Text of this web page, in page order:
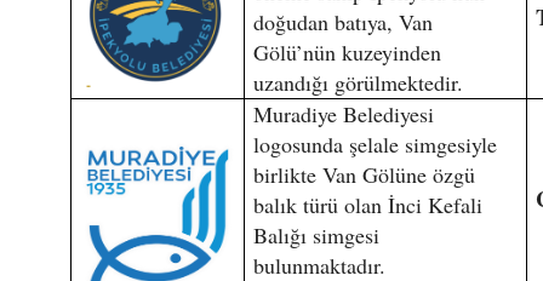
doğudan batıya, Van
Gölü’nün kuzeyinden
uzandığı görülmektedir.
Muradiye Belediyesi
logosunda şelale simgesiyle
birlikte Van Gölüne özgü
balık türü olan İnci Kefali
Balığı simgesi
bulunmaktadır.